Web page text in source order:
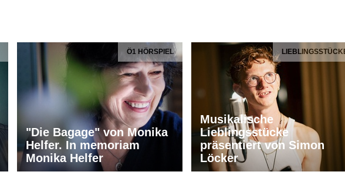
Op. 48: In Paradisum, Liveaufnahme vom 10.11.2024
Domchor
Domkantorei
am Dom
Domorchester
Iwan
Dermastia
Ö1 HÖRSPIEL
"Die Bagage" von Monika
Helfer. In memoriam
Monika Helfer
Musikalische
Lieblingsstücke
präsentiert von Simon
Löcker